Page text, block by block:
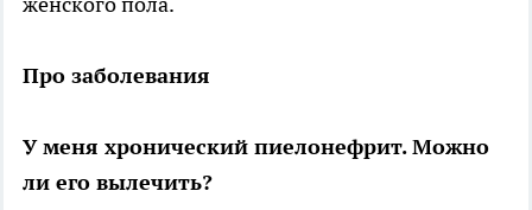
Про заболевания
У меня хронический пиелонефрит. Можно
ли его вылечить?